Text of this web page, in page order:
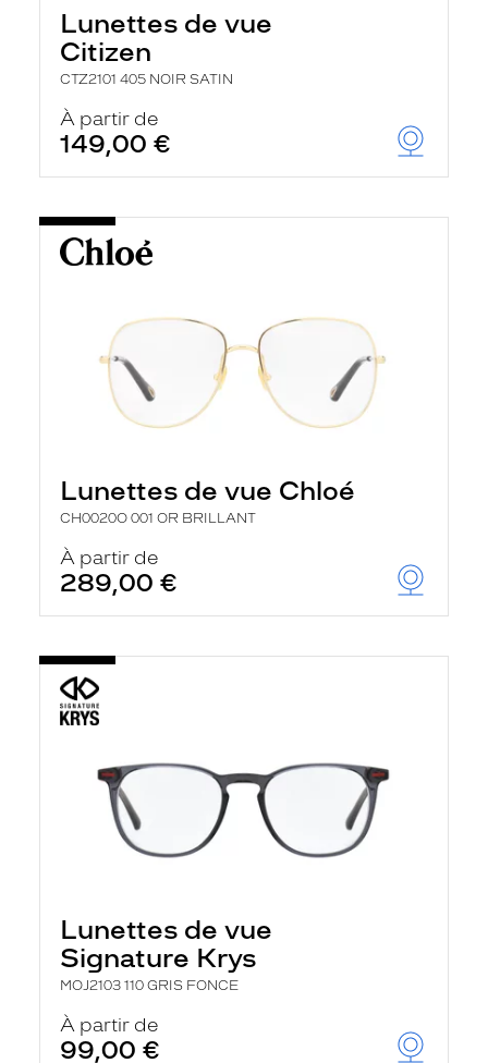
Lunettes de vue
Citizen
CTZ2101 405 NOIR SATIN
À partir de
149,00 €
Lunettes de vue Chloé
CH0020O 001 OR BRILLANT
À partir de
289,00 €
Lunettes de vue
Signature Krys
MOJ2103 110 GRIS FONCE
À partir de
99,00 €